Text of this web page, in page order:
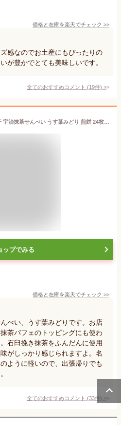
価格と在庫を楽天でチェック >>
感なのでお土産にもぴったりの
が豊かでとても美味しいです。
全てのおすすめコメント (19件) >
ホワイトデー 2026 お菓子 宇治抹茶せんべい うす葉みどり 煎餅 24枚入 §京都 抹茶スイーツ 和菓子 お土産 伊藤久右衛門 | プレゼント 抹茶 スイーツ 宇治抹茶 お取り寄せ おせんべい お煎餅 せんべい 引越し 挨拶 引っ越し 京都みやげ 取り寄せ おみやげ 内祝い ギフト
ップでみる
価格と在庫を楽天でチェック >>
べい、うす葉みどりです。お店
茶パフェのトッピングにも使わ
石臼挽き抹茶をふんだんに使用
がしっかり感じられますよ。名
ように軽いので、出張帰りでも
全てのおすすめコメント (33件) >